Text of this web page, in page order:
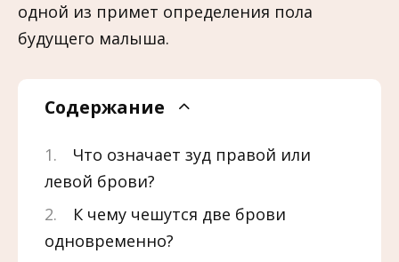
одной из примет определения пола
будущего малыша.
Содержание
Что означает зуд правой или
левой брови?
К чему чешутся две брови
одновременно?